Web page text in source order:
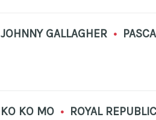
JOHNNY GALLAGHER •
KO KO MO • ROYAL REPUBLIC